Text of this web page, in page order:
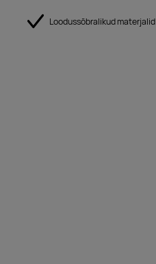
Loodussõbralikud materjalid